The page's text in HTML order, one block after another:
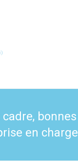
bonnes
en charge